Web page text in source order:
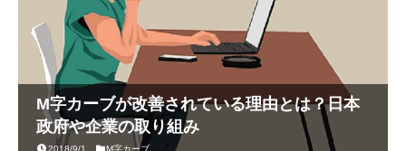
M字カーブが改善されている理由とは？日本
政府や企業の取り組み